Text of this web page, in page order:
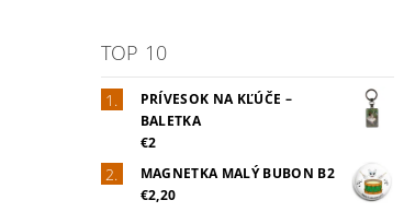
TOP 10
PRÍVESOK NA KĽÚČE –
BALETKA
€2
MAGNETKA MALÝ BUBON B2
€2,20